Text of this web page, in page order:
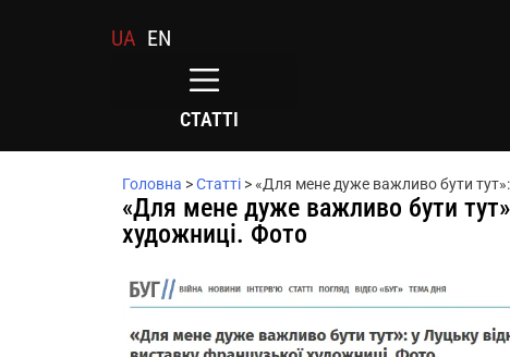
UA EN
СТАТТІ
Головна >Статті >«Для мене дуже важливо бути
«Для мене дуже важливо бути
художниці. Фото